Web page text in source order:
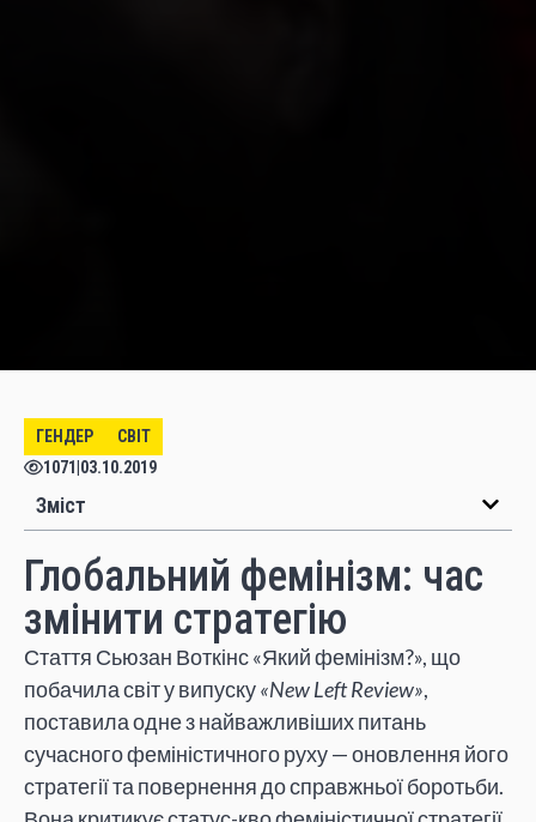
ГЕНДЕР
СВІТ
1071 03.10.2019
Зміст
Глобальний фемінізм: час
змінити стратегію
Стаття Сьюзан Воткінс «Який фемінізм?», що
побачила світ у випуску«New Left Review»,
поставила одне з найважливіших питань
сучасного феміністичного руху — оновлення його
стратегії та повернення до справжньої боротьби.